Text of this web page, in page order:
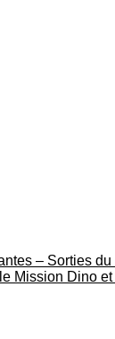
– Sorties
Mission Dino